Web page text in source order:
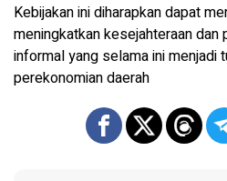
Kebijakan ini diharapkan dapat
meningkatkan kesejahteraan
informal yang selama ini menjadi
perekonomian daerah